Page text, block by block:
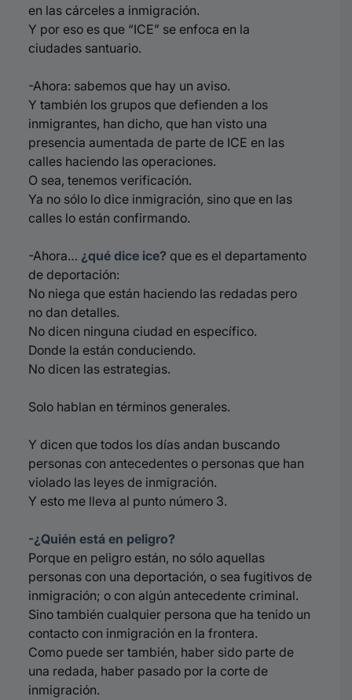
en las cárceles a inmigración.
Y por eso es que “ICE” se enfoca en la
ciudades santuario.
-Ahora: sabemos que hay un aviso.
Y también los grupos que defienden a los
inmigrantes, han dicho, que han visto una
presencia aumentada de parte de ICE en las
calles haciendo las operaciones.
O sea, tenemos verificación.
Ya no sólo lo dice inmigración, sino que en las
calles lo están confirmando.
-Ahora… ¿qué dice ice? que es el departamento
de deportación:
No niega que están haciendo las redadas pero
no dan detalles.
No dicen ninguna ciudad en específico.
Donde la están conduciendo.
No dicen las estrategias.
Solo hablan en términos generales.
Y dicen que todos los días andan buscando
personas con antecedentes o personas que han
violado las leyes de inmigración.
Y esto me lleva al punto número 3.
-¿Quién está en peligro?
Porque en peligro están, no sólo aquellas
personas con una deportación, o sea fugitivos de
inmigración; o con algún antecedente criminal.
Sino también cualquier persona que ha tenido un
contacto con inmigración en la frontera.
Como puede ser también, haber sido parte de
una redada, haber pasado por la corte de
inmigración.